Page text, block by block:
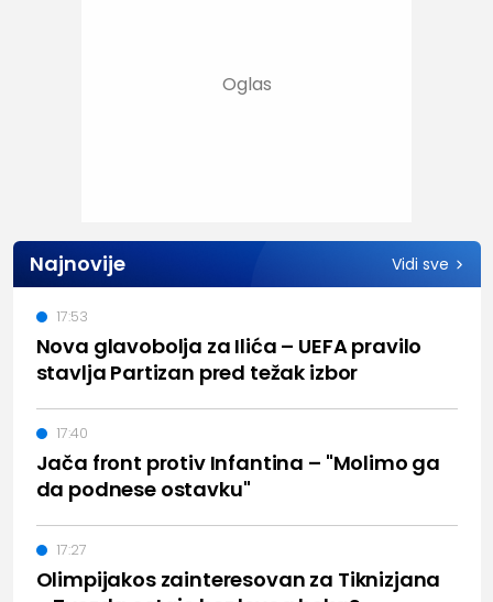
Najnovije Vidi sve
Nova glavobolja za Ilića – UEFA pravilo
stavlja Partizan pred težak izbor
17:53
Jača front protiv Infantina – "Molimo ga
da podnese ostavku"
17:40
Olimpijakos zainteresovan za Tiknizjana
17:27